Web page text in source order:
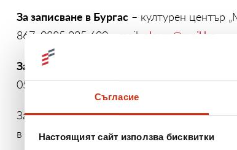
Съгласие
Настоящият сайт използва бисквитки
За записване в Бургас – културен център
867, 0885 985 690, email:
alexm@mail.bg
За записване в Шумен
– Ученическа
054/864438 ,k_sabev_kanev@abv.bg
Записването за състезанията вече тече
в деня на празника от 8:30 до 9:30 часа.